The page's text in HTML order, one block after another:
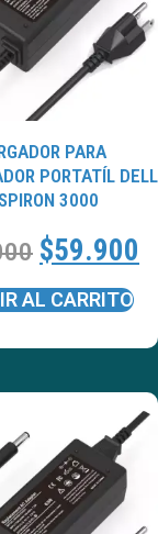
PARA
PORTATÍL DELL
3000
$59.900
AL CARRITO